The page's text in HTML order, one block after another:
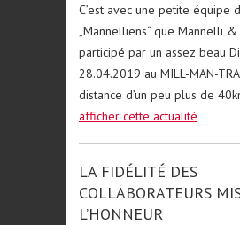
C’est avec une petite équipe
„Mannelliens“ que Mannelli &
participé par un assez beau
28.04.2019 au MILL-MAN-
distance d’un peu plus de
afficher cette actualité
LA FIDÉLITÉ DES
COLLABORATEURS
L’HONNEUR